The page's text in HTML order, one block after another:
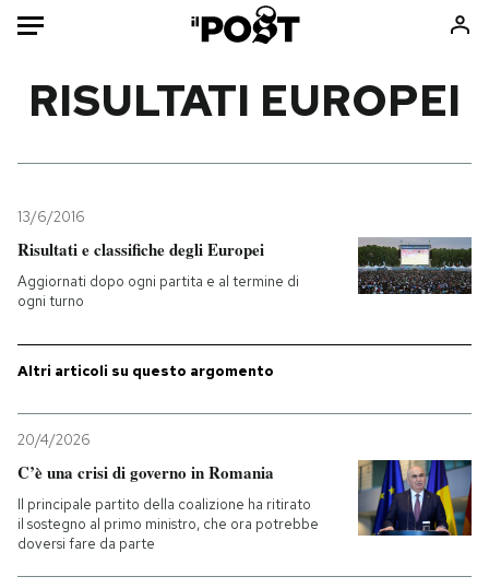
Mondo
Politica
Tecnologia
Internet
Scienza
Cultura
Sport
Consumismi
Storie/Idee
Media
PODCAST
RISULTATI EUROPEI
13/6/2016
Risultati e classifiche degli Europei
Aggiornati dopo ogni partita e al termine di
ogni turno
Altri articoli su questo argomento
20/4/2026
C’è una crisi di governo in Romania
Il principale partito della coalizione ha ritirato
il sostegno al primo ministro, che ora potrebbe
doversi fare da parte